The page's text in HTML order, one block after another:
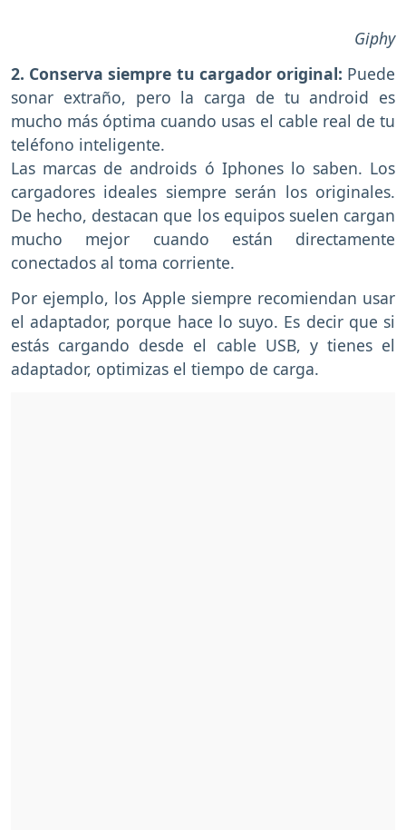
Giphy
2. Conserva siempre tu cargador original: Puede
sonar extraño, pero la carga de tu android es
mucho más óptima cuando usas el cable real de tu
teléfono inteligente.
Las marcas de androids ó Iphones lo saben. Los
cargadores ideales siempre serán los originales.
De hecho, destacan que los equipos suelen cargan
mucho mejor cuando están directamente
conectados al toma corriente.
Por ejemplo, los Apple siempre recomiendan usar
el adaptador, porque hace lo suyo. Es decir que si
estás cargando desde el cable USB, y tienes el
adaptador, optimizas el tiempo de carga.